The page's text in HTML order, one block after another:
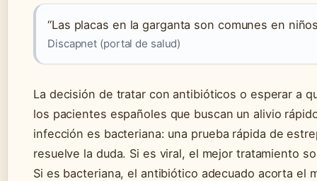
“Las placas en la garganta son comunes en
Discapnet (portal de salud)
La decisión de tratar con antibióticos o esperar a
los pacientes españoles que buscan un alivio
infección es bacteriana: una prueba rápida de
resuelve la duda. Si es viral, el mejor tratamiento
Si es bacteriana, el antibiótico adecuado acorta el